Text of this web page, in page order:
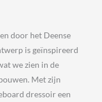
door het Deense
is geïnspireerd
we zien in de
Met zijn
dressoir een